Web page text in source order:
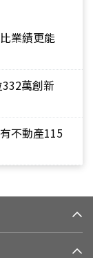
業績更能
萬創新
不動產115